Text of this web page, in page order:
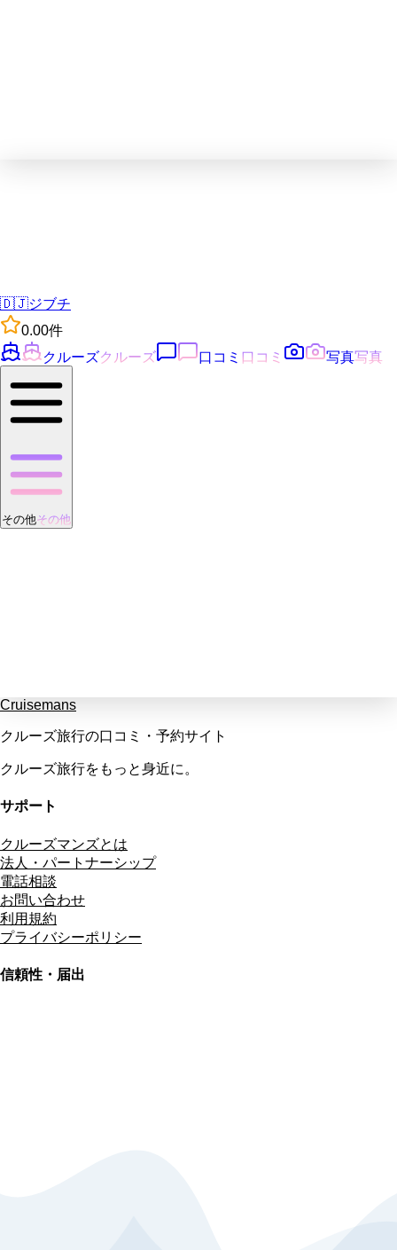
🇩🇯ジブチ
0.00件
クルーズクルーズ 口コミ 口コミ 写真写真
その他その他
Cruisemans
クルーズ旅行の口コミ・予約サイト
クルーズ旅行をもっと身近に。
サポート
クルーズマンズとは
法人・パートナーシップ
電話相談
お問い合わせ
利用規約
プライバシーポリシー
信頼性・届出